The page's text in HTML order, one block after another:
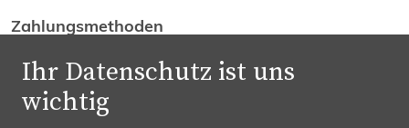
Ihr Datenschutz ist uns
wichtig
Zahlungsmethoden